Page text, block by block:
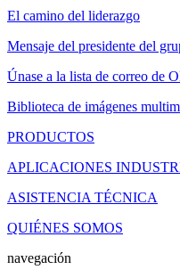
El camino del liderazgo
Mensaje del presidente del
Únase a la lista de correo de
Biblioteca de imágenes
PRODUCTOS
APLICACIONES
ASISTENCIA TÉCNICA
QUIÉNES SOMOS
navegación